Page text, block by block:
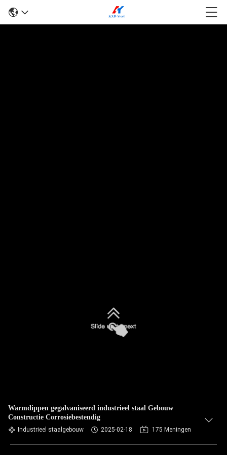
Warmdippen gegalvaniseerd industrieel staal Gebouw
Constructie Corrosiebestendig
Industrieel staalgebouw 2025-02-18 175 Meningen